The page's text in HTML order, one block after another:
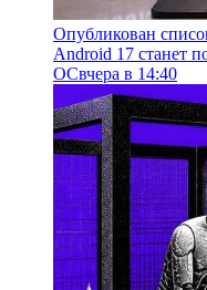
Опубликован
Android 17 станет
ОСвчера в 14:40